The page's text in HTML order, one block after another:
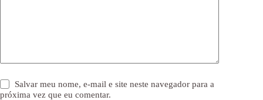
Salvar meu nome, e-mail e site neste navegador para a
próxima vez que eu comentar.